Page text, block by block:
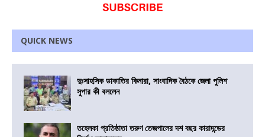
QUICK NEWS
দুঃসাহসিক ডাকাতির কিনারা, সাংবাদিক বৈঠকে জেলা পুলিশ
সুপার কী বললেন
তহেলকা প্রতিষ্ঠাতা তরুণ তেজপালের দশ বছর কারাদন্ডের